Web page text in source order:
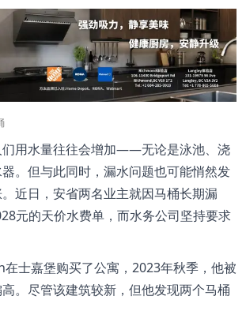
们用水量往往会增加——无论是泳池、浇
。但与此同时，漏水问题也可能悄然发
近日，安省两名业主就因马桶长期漏
元的天价水费单，而水务公司坚持要求
士嘉堡购买了公寓，2023年秋季，他被
。尽管该建筑较新，但他发现两个马桶